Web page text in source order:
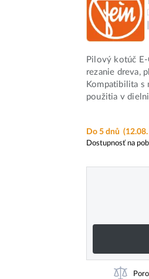
Pilový kotúč E-
rezanie dreva,
Kompatibilita s
použitia v
Do 5 dnů
Dostupnosť na